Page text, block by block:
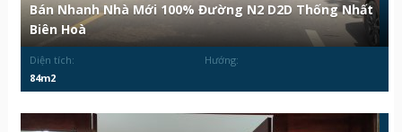
Bán Nhanh Nhà Mới 100% Đường N2 D2D Thống Nhất
Biên Hoà
Diện tích:
84m2
Hướng: